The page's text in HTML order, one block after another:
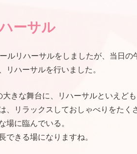
ーサル
ルリハーサルをしましたが、当日
リハーサルを行いました。
きな舞台に、リハーサルといえど
、リラックスしておしゃべりをたく
場に臨んでいる。
できる場になりますね。